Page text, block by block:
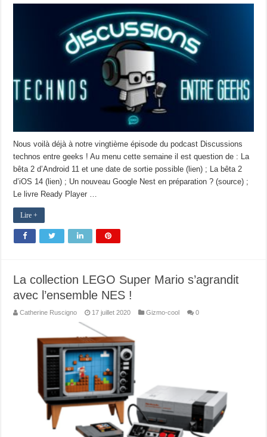
Nous voilà déjà à notre vingtième épisode du podcast Discussions
technos entre geeks ! Au menu cette semaine il est question de : La
bêta 2 d’Android 11 et une date de sortie possible (lien) ; La bêta 2
d’iOS 14 (lien) ; Un nouveau Google Nest en préparation ? (source) ;
Le livre Ready Player …
Lire +
La collection LEGO Super Mario s’agrandit
avec l’ensemble NES !
Catherine Ruscigno 17 juillet 2020 Gizmo-cool 0